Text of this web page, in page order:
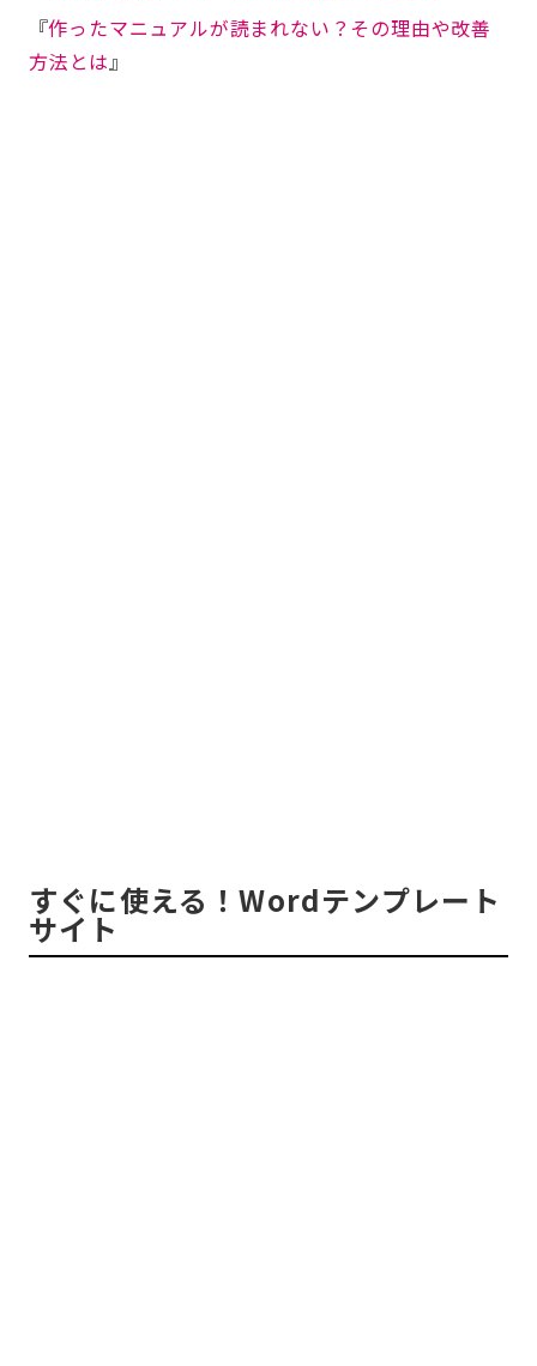
『作ったマニュアルが読まれない？その理由や改善
方法とは』
すぐに使える！Wordテンプレート
サイト